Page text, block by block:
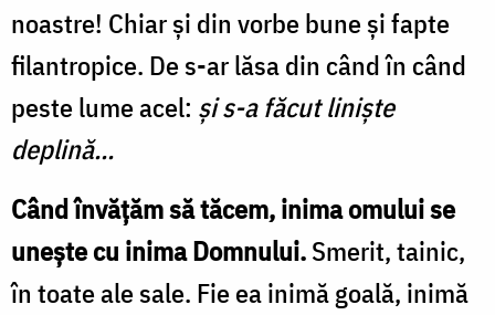
noastre! Chiar și din vorbe bune și fapte
filantropice. De s-ar lăsa din când în când
peste lume acel: și s-a făcut liniște
deplină...
Când învățăm să tăcem, inima omului se
unește cu inima Domnului.Smerit, tainic,
în toate ale sale. Fie ea inimă goală, inimă